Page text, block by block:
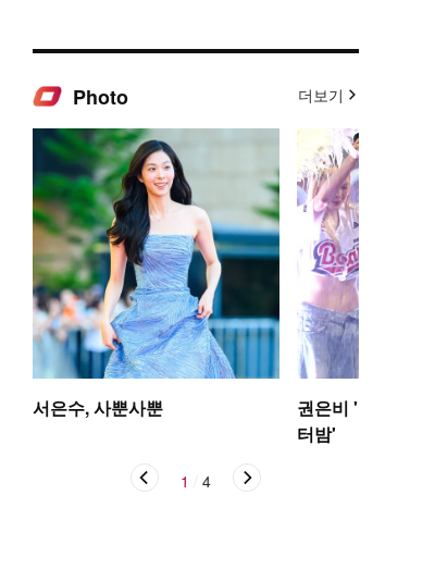
Photo 더보기
서은수, 사뿐사뿐
권은비 '야구장
터밤'
1 4